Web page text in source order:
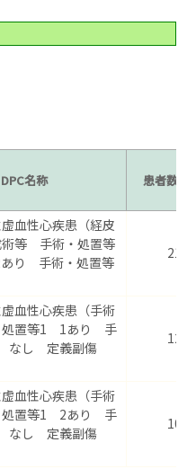
DPC名称 患者数
血性心疾患（経皮
術等 手術・処置等
り 手術・処置等
210
血性心疾患（手術
置等1 1あり 手
なし 定義副傷
120
血性心疾患（手術
置等1 2あり 手
なし 定義副傷
109